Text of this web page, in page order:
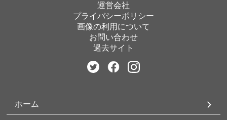
運営会社
プライバシーポリシー
画像の利用について
お問い合わせ
過去サイト
ホーム